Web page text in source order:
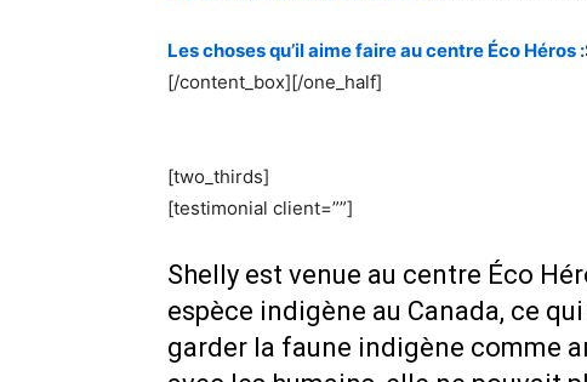
Les choses qu’il aime faire au centre Éco Héros :
[/content_box][/one_half]
[two_thirds]
[testimonial client=””]
Shelly est venue au centre Éco
espèce indigène au Canada, ce
garder la faune indigène comme